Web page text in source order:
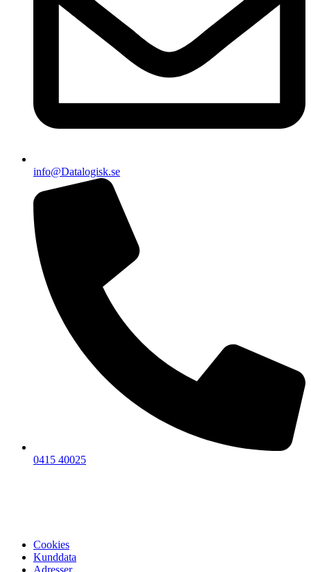
info@Datalogisk.se
0415 40025
Cookies
Kunddata